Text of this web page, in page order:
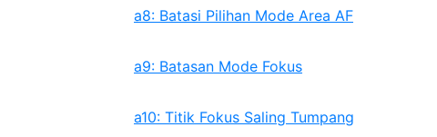
a8: Batasi Pilihan Mode Area AF
a9: Batasan Mode Fokus
a10: Titik Fokus Saling Tumpang